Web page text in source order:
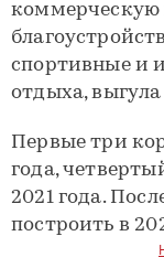
коммерческую
спортивные и
отдыха, выгула
Первые три
года,
2021 года.
построить в